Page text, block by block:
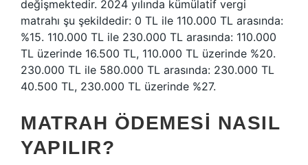
değişmektedir. 2024 yılında kümülatif vergi
matrahı şu şekildedir: 0 TL ile 110.000 TL arasında:
%15. 110.000 TL ile 230.000 TL arasında: 110.000
TL üzerinde 16.500 TL, 110.000 TL üzerinde %20.
230.000 TL ile 580.000 TL arasında: 230.000 TL
40.500 TL, 230.000 TL üzerinde %27.
MATRAH ÖDEMESI NASIL
YAPILIR?